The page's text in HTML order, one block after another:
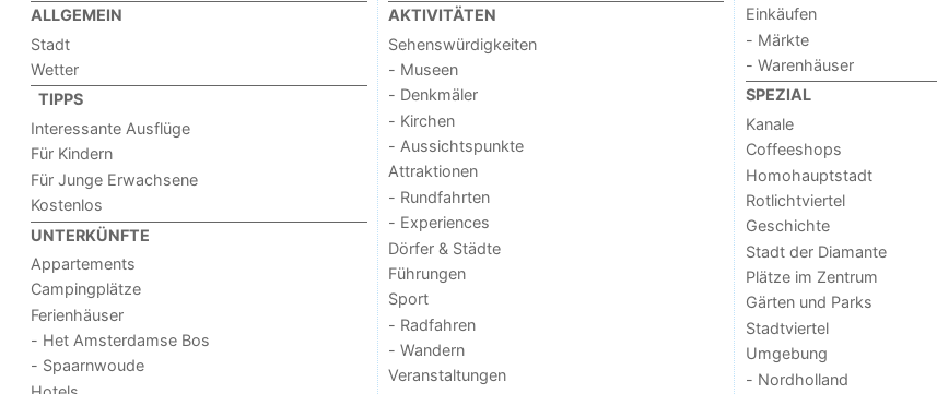
ALLGEMEIN
Stadt
Wetter
TIPPS
Interessante Ausflüge
Für Kindern
Für Junge Erwachsene
Kostenlos
UNTERKÜNFTE
Appartements
Campingplätze
Ferienhäuser
- Het Amsterdamse Bos
- Spaarnwoude
AKTIVITÄTEN
Sehenswürdigkeiten
- Museen
- Denkmäler
- Kirchen
- Aussichtspunkte
Attraktionen
- Rundfahrten
- Experiences
Dörfer & Städte
Führungen
Sport
- Radfahren
- Wandern
Veranstaltungen
Einkäufen
- Märkte
- Warenhäuser
SPEZIAL
Kanale
Coffeeshops
Homohauptstadt
Rotlichtviertel
Geschichte
Stadt der Diamante
Plätze im Zentrum
Gärten und Parks
Stadtviertel
Umgebung
- Nordholland